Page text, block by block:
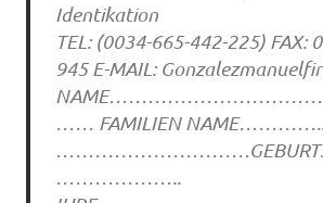
Identikation
TEL: (0034-665-442-225) FAX:
945 E-MAIL:
…… FAMILIEN
………………..